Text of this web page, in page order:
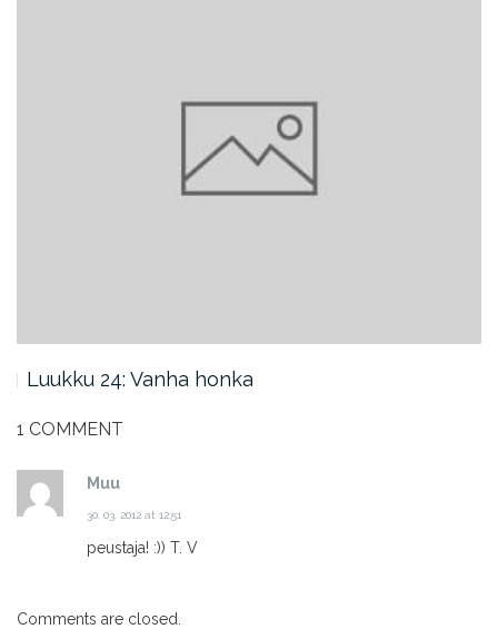
Luukku 24: Vanha honka
1 COMMENT
Muu
30. 03. 2012 at 12:51
peustaja! :)) T. V
Comments are closed.